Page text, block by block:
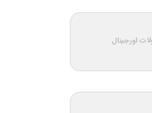
اورجینال